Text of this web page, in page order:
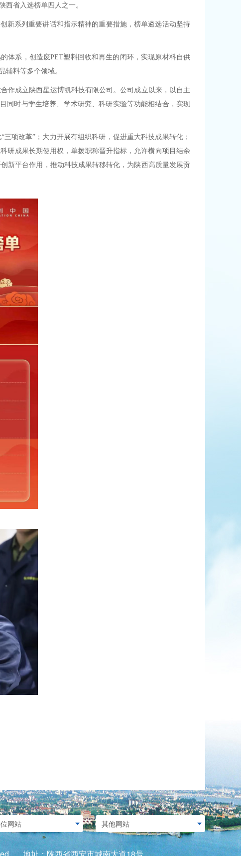
西省入选榜单四人之一。
新系列重要讲话和指示精神的重要措施，榜单遴选活动坚持
体系，创造废PET塑料回收和再生的闭环，实现原材料自供
辅料等多个领域。
作成立陕西星运博凯科技有限公司。公司成立以来，以自主
同时与学生培养、学术研究、科研实验等功能相结合，实现
项改革”；大力开展有组织科研，促进重大科技成果转化；
研成果长期使用权，单拨职称晋升指标，允许横向项目结余
新平台作用，推动科技成果转移转化，为陕西高质量发展贡